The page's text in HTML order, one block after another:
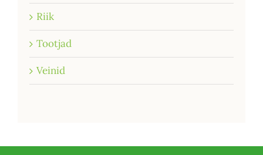
Riik
Tootjad
Veinid